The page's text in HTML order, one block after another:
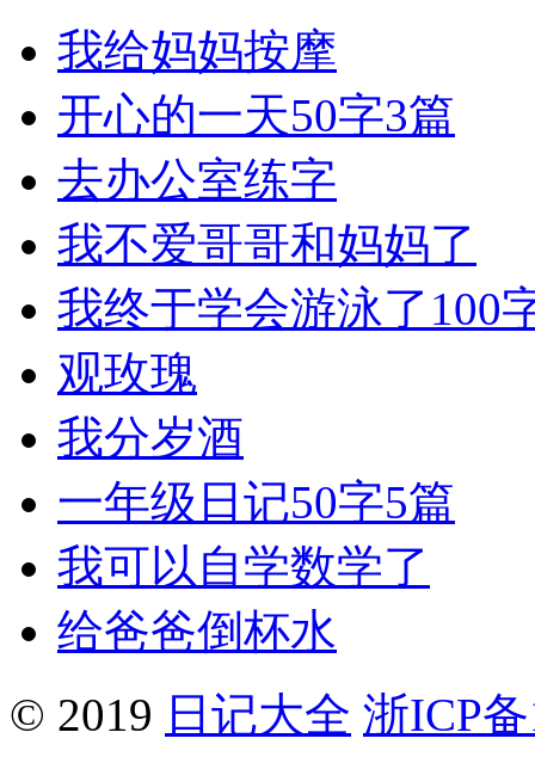
我给妈妈按摩
开心的一天50字3篇
去办公室练字
我不爱哥哥和妈妈了
我终于学会游泳了100
观玫瑰
我分岁酒
一年级日记50字5篇
我可以自学数学了
给爸爸倒杯水
© 2019 日记大全 浙ICP